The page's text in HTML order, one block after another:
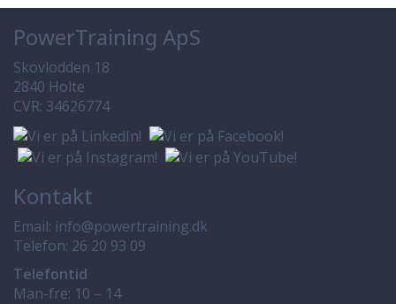
PowerTraining ApS
Skovlodden 18
2840 Holte
CVR: 34626774
Kontakt
Email: info@powertraining.dk
Telefon: 26 20 93 09
Telefontid
Man-fre: 10 – 14